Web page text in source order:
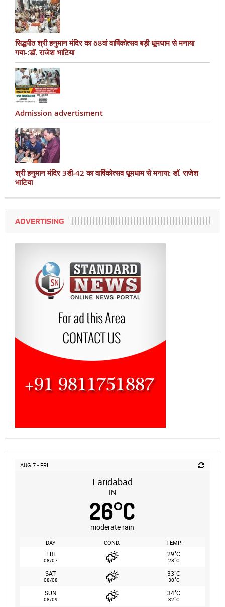
सिद्धपीठ श्री हनुमान मंदिर का 68वां वार्षिकोत्सव बड़ी धूमधाम से मनाया
गया-:डॉ. राजेश भाटिया
Admission advertisment
श्री हनुमान मंदिर 3डी-42 का वार्षिकोत्सव धूमधाम से मनाया: डॉ. राजेश
भाटिया
ADVERTISING
AUG 7 - FRI
Faridabad
IN
26°C
moderate rain
DAY COND. TEMP.
FRI
08/07
29°C
28°C
SAT
08/08
33°C
30°C
SUN
08/09
34°C
32°C